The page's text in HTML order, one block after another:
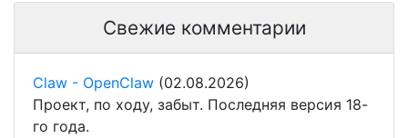
Свежие комментарии
Claw - OpenClaw (02.08.2026)
Проект, по ходу, забыт. Последняя версия 18-
го года.